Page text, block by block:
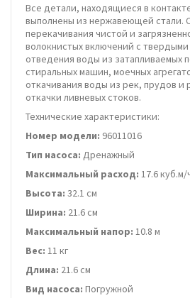
Все детали, находящиеся в
выполнены из нержавеющей стали.
перекачивания чистой и
волокнистых включений с
отведения воды из затапливаемых
стиральных машин, моечных
откачивания воды из рек, прудов и
откачки ливневых стоков.
Технические характеристики:
Номер модели: 96011016
Тип насоса: Дренажный
Максимальный расход: 17.6 куб.м/
Высота: 32.1 см
Ширина: 21.6 см
Максимальный напор: 10.8 м
Вес: 11 кг
Длина: 21.6 см
Вид насоса: Погружной